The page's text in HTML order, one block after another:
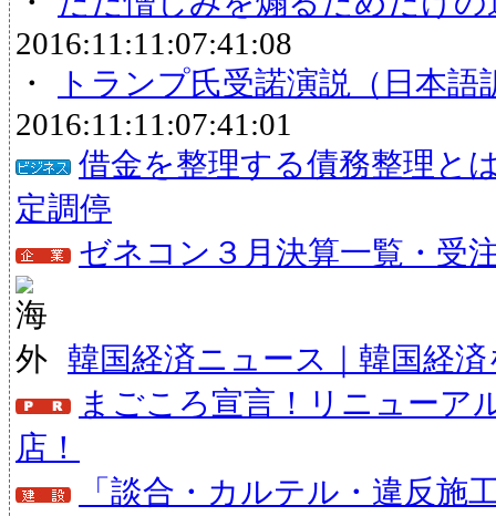
2016:11:11:07:41:08
・
トランプ氏受諾演説（日本語
2016:11:11:07:41:01
借金を整理する債務整理と
定調停
ゼネコン３月決算一覧・受
韓国経済ニュース｜韓国経
まごころ宣言！リニューア
店！
「談合・カルテル・違反施